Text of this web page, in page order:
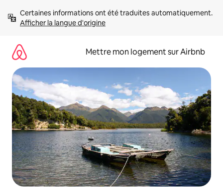
directement
Afficher la langue d'origine
Mettre mon logement sur Airbnb